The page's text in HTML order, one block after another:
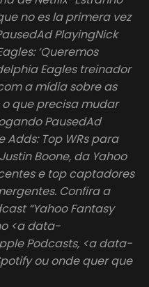
no es la primera vez
PlayingNick
‘Queremos
Eagles treinador
a mídia sobre as
que precisa mudar
PausedAd
Adds: Top WRs para
Boone, da Yahoo
e top captadores
Confira a
“Yahoo Fantasy
<a data-
Podcasts, <a data-
ou onde quer que